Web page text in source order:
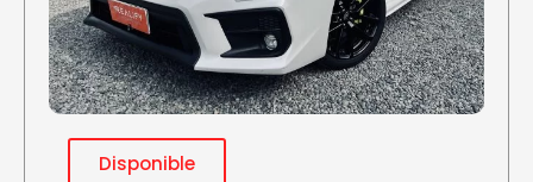
Disponible